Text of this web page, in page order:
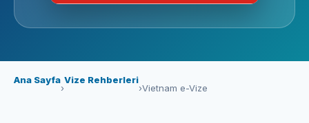
Ana Sayfa
›
Vize Rehberleri
›Vietnam e-Vize